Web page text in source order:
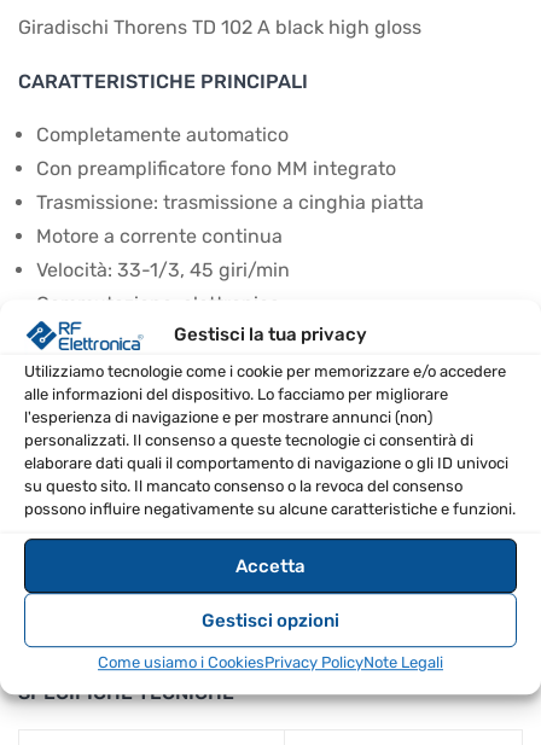
Gestisci la tua privacy
Utilizziamo tecnologie come i cookie per memorizzare e/o accedere
alle informazioni del dispositivo. Lo facciamo per migliorare
l'esperienza di navigazione e per mostrare annunci (non)
personalizzati. Il consenso a queste tecnologie ci consentirà di
elaborare dati quali il comportamento di navigazione o gli ID univoci
su questo sito. Il mancato consenso o la revoca del consenso
possono influire negativamente su alcune caratteristiche e funzioni.
Accetta
Gestisci opzioni
Come usiamo i CookiesPrivacy PolicyNote Legali
Giradischi Thorens TD 102 A black high gloss
CARATTERISTICHE PRINCIPALI
Completamente automatico
Con preamplificatore fono MM integrato
Trasmissione: trasmissione a cinghia piatta
Motore a corrente continua
Velocità: 33-1/3, 45 giri/min
Commutazione: elettronica
Giradischi in alluminio pressofuso da 12"
Braccio in carbonio TP 72
Cartuccia: Audio Technica AT VM95E
Alimentazione: alimentatore esterno 12V CC
Colore: nero lucido
CONTENUTO DELLA CONFEZIONE
Copertura antipolvere (acrilico)
Cavo RCA
SPECIFICHE TECNICHE